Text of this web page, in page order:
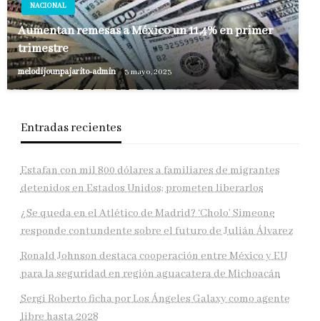
NACIONAL
Aumentan remesas a México un 11,4% en primer
trimestre
melodijounpajarito-admin 3 mayo, 2023
Entradas recientes
Estafan con mil 800 dólares a familiares de migrantes
detenidos en Estados Unidos; prometen liberarlos
¿Se queda en el Atlético de Madrid? ‘Cholo’ Simeone
responde contundente sobre el futuro de Julián Álvarez
Ronald Johnson destaca cooperación entre México y EU
para la seguridad en región aguacatera de Michoacán
Sergi Roberto ficha por Los Ángeles Galaxy como agente
libre hasta 2028